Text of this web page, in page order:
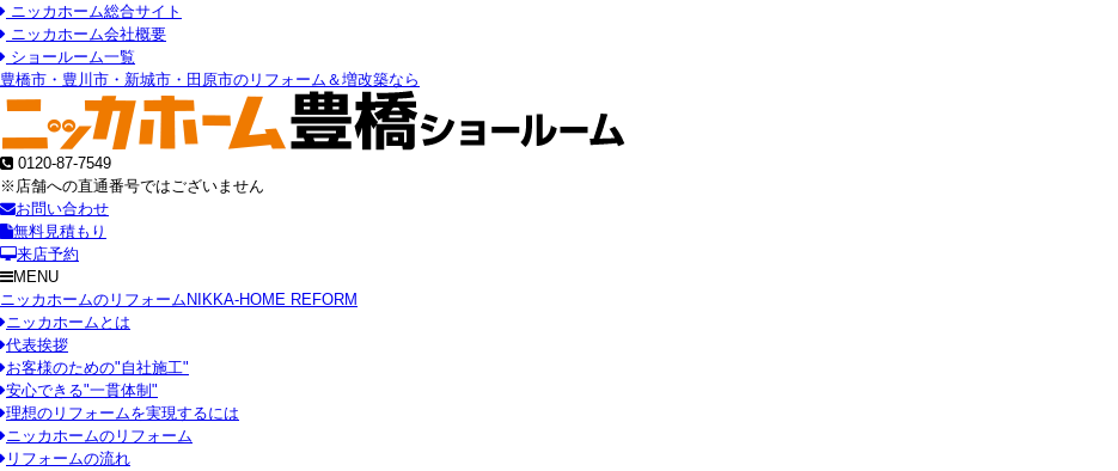
ニッカホーム総合サイト
ニッカホーム会社概要
ショールーム一覧
豊橋市・豊川市・新城市・田原市のリフォーム＆増改築なら
0120-87-7549
※店舗への直通番号ではございません
お問い合わせ
無料見積もり
来店予約
MENU
ニッカホームのリフォーム NIKKA-HOME REFORM
ニッカホームとは
代表挨拶
お客様のための"自社施工"
安心できる"一貫体制"
理想のリフォームを実現するには
ニッカホームのリフォーム
リフォームの流れ